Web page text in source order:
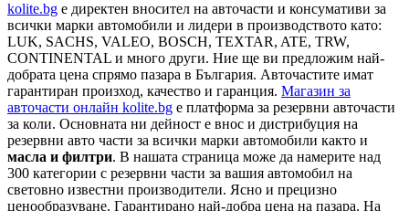
kolite.bg e директен вносител на авточасти и консумативи за
всички марки автомобили и лидери в производството като:
LUK, SACHS, VALEO, BOSCH, TEXTAR, ATE, TRW,
CONTINENTAL и много други. Ние ще ви предложим най-
добрата цена спрямо пазара в България. Авточастите имат
гарантиран произход, качество и гаранция. Магазин за
авточасти онлайн kolite.bg е платформа за резервни авточасти
за коли. Основната ни дейност е внос и дистрибуция на
резервни авто части за всички марки автомобили както и
масла и филтри. В нашата страница може да намерите над
300 категории с резервни части за вашия автомобил на
световно известни производители. Ясно и прецизно
ценообразуване. Гарантирано най-добра цена на пазара. На